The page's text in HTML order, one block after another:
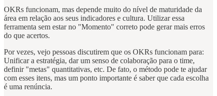
OKRs funcionam, mas depende muito do nível de maturidade da
área em relação aos seus indicadores e cultura. Utilizar essa
ferramenta sem estar no "Momento" correto pode gerar mais erros
do que acertos.
Por vezes, vejo pessoas discutirem que os OKRs funcionam para:
Unificar a estratégia, dar um senso de colaboração para o time,
definir "metas" quantitativas, etc. De fato, o método pode te ajudar
com esses itens, mas um ponto importante é saber que cada escolha
é uma renúncia.